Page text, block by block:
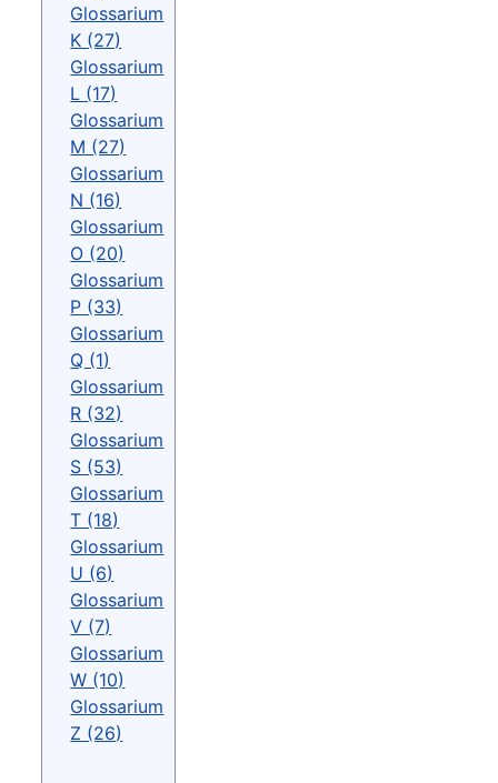
Glossarium
K (27)
Glossarium
L (17)
Glossarium
M (27)
Glossarium
N (16)
Glossarium
O (20)
Glossarium
P (33)
Glossarium
Q (1)
Glossarium
R (32)
Glossarium
S (53)
Glossarium
T (18)
Glossarium
U (6)
Glossarium
V (7)
Glossarium
W (10)
Glossarium
Z (26)